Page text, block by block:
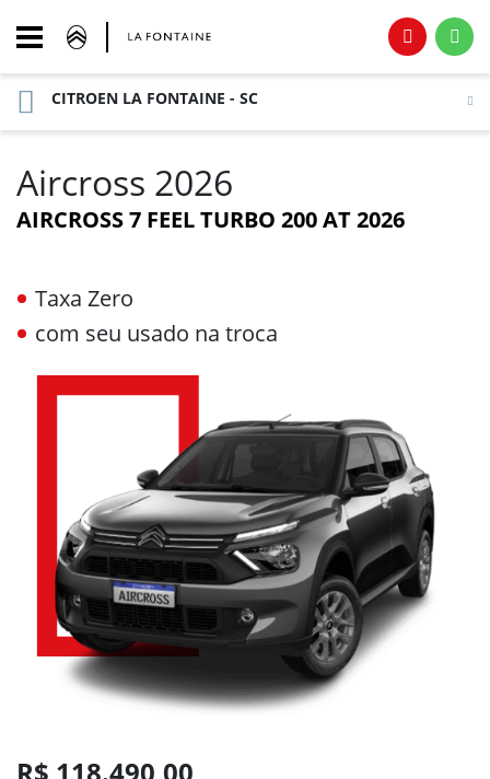
CITROEN LA FONTAINE - SC
Aircross 2026
AIRCROSS 7 FEEL TURBO 200 AT 2026
Taxa Zero
com seu usado na troca